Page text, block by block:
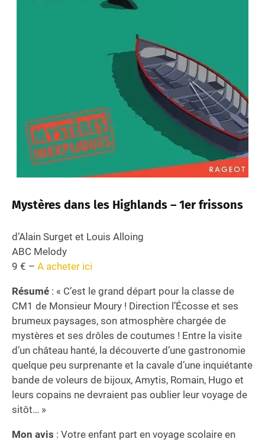
Mystères dans les Highlands – 1er frissons
d’Alain Surget et Louis Alloing
ABC Melody
9 € – A acheter ici
Résumé : « C’est le grand départ pour la classe de
CM1 de Monsieur Moury ! Direction l’Écosse et ses
brumeux paysages, son atmosphère chargée de
mystères et ses drôles de coutumes ! Entre la visite
d’un château hanté, la découverte d’une gastronomie
quelque peu surprenante et la cavale d’une inquiétante
bande de voleurs de bijoux, Amytis, Romain, Hugo et
leurs copains ne devraient pas oublier leur voyage de
sitôt… »
Mon avis : Votre enfant part en voyage scolaire en